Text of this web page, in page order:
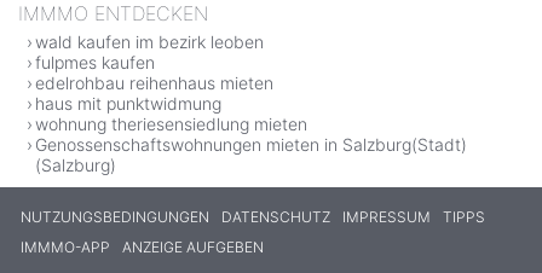
IMMMO ENTDECKEN
wald kaufen im bezirk leoben
fulpmes kaufen
edelrohbau reihenhaus mieten
haus mit punktwidmung
wohnung theriesensiedlung mieten
Genossenschaftswohnungen mieten in Salzburg(Stadt)
(Salzburg)
NUTZUNGSBEDINGUNGEN DATENSCHUTZ IMPRESSUM
TIPPS
IMMMO-APP
ANZEIGE AUFGEBEN